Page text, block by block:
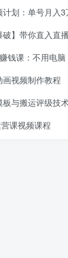
入3万抖音中视频项目，百分
入直播电商带货核心真相，破
不用电脑，用手机剪
视频制作教程
级技术！各种解封模板话
课视频课程